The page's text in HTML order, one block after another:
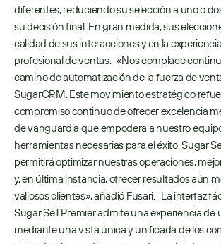
diferentes, reduciendo su selección a uno o
su decisión final. En gran medida, sus
calidad de sus interacciones y en la
profesional de ventas.   «Nos complace
camino de automatización de la fuerza de
SugarCRM. Este movimiento estratégico
compromiso continuo de ofrecer excelencia
de vanguardia que empodera a nuestro
herramientas necesarias para el éxito. Sugar
permitirá optimizar nuestras operaciones,
y, en última instancia, ofrecer resultados aún
valiosos clientes», añadió Fusari.   La interfaz
Sugar Sell Premier admite una experiencia de
mediante una vista única y unificada de los